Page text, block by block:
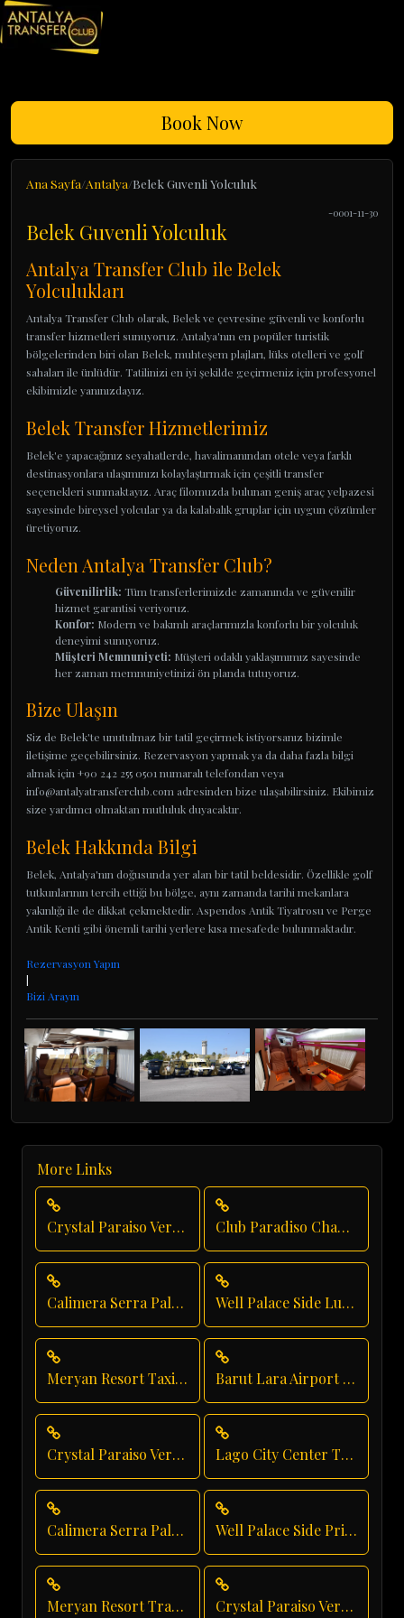
Book Now
Ana Sayfa Antalya Belek Guvenli Yolculuk
-0001-11-30
Belek Guvenli Yolculuk
Antalya Transfer Club ile Belek
Yolculukları
Antalya Transfer Club olarak, Belek ve çevresine güvenli ve konforlu
transfer hizmetleri sunuyoruz. Antalya'nın en popüler turistik
bölgelerinden biri olan Belek, muhteşem plajları, lüks otelleri ve golf
sahaları ile ünlüdür. Tatilinizi en iyi şekilde geçirmeniz için profesyonel
ekibimizle yanınızdayız.
Belek Transfer Hizmetlerimiz
Belek'e yapacağınız seyahatlerde, havalimanından otele veya farklı
destinasyonlara ulaşımınızı kolaylaştırmak için çeşitli transfer
seçenekleri sunmaktayız. Araç filomuzda bulunan geniş araç yelpazesi
sayesinde bireysel yolcular ya da kalabalık gruplar için uygun çözümler
üretiyoruz.
Neden Antalya Transfer Club?
Güvenilirlik: Tüm transferlerimizde zamanında ve güvenilir
hizmet garantisi veriyoruz.
Konfor: Modern ve bakımlı araçlarımızla konforlu bir yolculuk
deneyimi sunuyoruz.
Müşteri Memnuniyeti: Müşteri odaklı yaklaşımımız sayesinde
her zaman memnuniyetinizi ön planda tutuyoruz.
Bize Ulaşın
Siz de Belek'te unutulmaz bir tatil geçirmek istiyorsanız bizimle
iletişime geçebilirsiniz. Rezervasyon yapmak ya da daha fazla bilgi
almak için +90 242 255 0501 numaralı telefondan veya
info@antalyatransferclub.com adresinden bize ulaşabilirsiniz. Ekibimiz
size yardımcı olmaktan mutluluk duyacaktır.
Belek Hakkında Bilgi
Belek, Antalya'nın doğusunda yer alan bir tatil beldesidir. Özellikle golf
tutkunlarının tercih ettiği bu bölge, aynı zamanda tarihi mekanlara
yakınlığı ile de dikkat çekmektedir. Aspendos Antik Tiyatrosu ve Perge
Antik Kenti gibi önemli tarihi yerlere kısa mesafede bulunmaktadır.
Rezervasyon Yapın
|
Bizi Arayın
More Links
Crystal Paraiso Verde Luxury Transportation Club Paradiso Chauffeur Service
Calimera Serra Palace Taxi Service Well Palace Side Luxury Transportation
Meryan Resort Taxi Service Barut Lara Airport Transfer
Crystal Paraiso Verde Shuttle Service Lago City Center Transfer
Calimera Serra Palace Vip Transfer Well Palace Side Private Transfer
Meryan Resort Transfer Crystal Paraiso Verde Family Transfer